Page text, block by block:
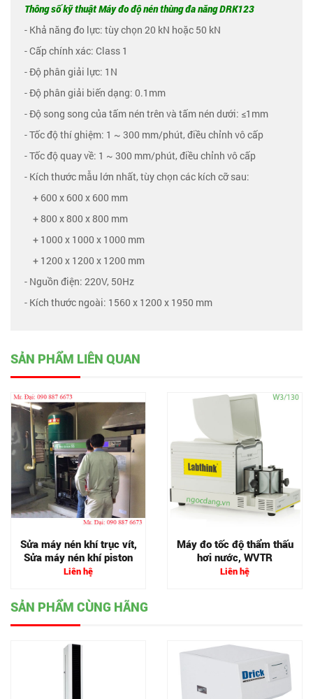
Thông số kỹ thuật Máy đo độ nén thùng đa năng DRK123
- Khả năng đo lực: tùy chọn 20 kN hoặc 50 kN
- Cấp chính xác: Class 1
- Độ phân giải lực: 1N
- Độ phân giải biến dạng: 0.1mm
- Độ song song của tấm nén trên và tấm nén dưới: ≤1mm
- Tốc độ thí ghiệm: 1 ~ 300 mm/phút, điều chỉnh vô cấp
- Tốc độ quay về: 1 ~ 300 mm/phút, điều chỉnh vô cấp
- Kích thước mẫu lớn nhất, tùy chọn các kích cỡ sau:
+ 600 x 600 x 600 mm
+ 800 x 800 x 800 mm
+ 1000 x 1000 x 1000 mm
+ 1200 x 1200 x 1200 mm
- Nguồn điện: 220V, 50Hz
- Kích thước ngoài: 1560 x 1200 x 1950 mm
SẢN PHẨM LIÊN QUAN
Sửa máy nén khí trục vít,
Sửa máy nén khí piston
Liên hệ
Máy đo tốc độ thẩm thấu
hơi nước, WVTR
Liên hệ
SẢN PHẨM CÙNG HÃNG